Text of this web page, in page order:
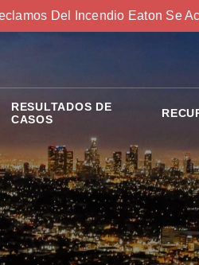
Del Incendio Eaton Se
RESULTADOS DE
CASOS